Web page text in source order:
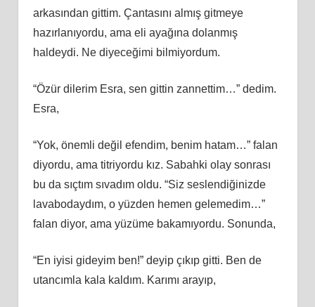
arkasından gittim. Çantasını almış gitmeye
hazırlanıyordu, ama eli ayağına dolanmış
haldeydi. Ne diyeceğimi bilmiyordum.
“Özür dilerim Esra, sen gittin zannettim…” dedim.
Esra,
“Yok, önemli değil efendim, benim hatam…” falan
diyordu, ama titriyordu kız. Sabahki olay sonrası
bu da sıçtım sıvadım oldu. “Siz seslendiğinizde
lavabodaydım, o yüzden hemen gelemedim…”
falan diyor, ama yüzüme bakamıyordu. Sonunda,
“En iyisi gideyim ben!” deyip çıkıp gitti. Ben de
utancımla kala kaldım. Karımı arayıp,